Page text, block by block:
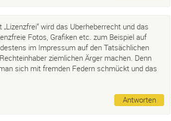
wird das Uberheberrecht und das
Fotos, Grafiken etc. zum Beispiel auf
im Impressum auf den Tatsächlichen
ziemlichen Ärger machen. Denn
sich mit fremden Federn schmückt und das
Antworten